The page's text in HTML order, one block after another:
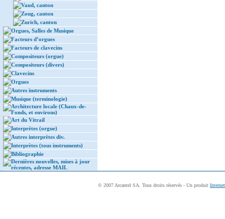
Vaud, canton
Zoug, canton
Zurich, canton
Orgues, Salles de Musique
Facteurs d’orgues
Facteurs de clavecins
Compositeurs (orgue)
Compositeurs (divers)
Clavecins
Orgues
Autres instruments
Musique (terminologie)
Architecture locale (Chaux-de-
Fonds, et environs)
Art du Vitrail
Interprètes (orgue)
Autres interprètes div.
Interprètes (tous instruments)
Bibliographie
Dernières nouvelles, mises à jour
récentes, adresse MAIL
© 2007 Arcantel SA. Tous droits réservés - Un produit